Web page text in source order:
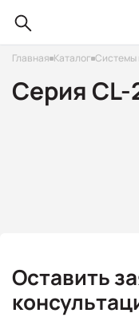
Главная Каталог Системы
Серия
Оставить